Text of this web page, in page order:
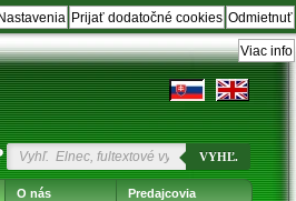
Odmietnuť
Prijať dodatočné cookies
Nastavenia
Viac info
VYHĽ.
O nás Predajcovia